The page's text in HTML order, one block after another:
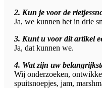
2. Kun je voor de
Ja, we kunnen het in drie
3. Kunt u voor dit artikel
Ja, dat kunnen we.
4. Wat zijn uw
Wij onderzoeken,
spuitsnoepjes, jam,